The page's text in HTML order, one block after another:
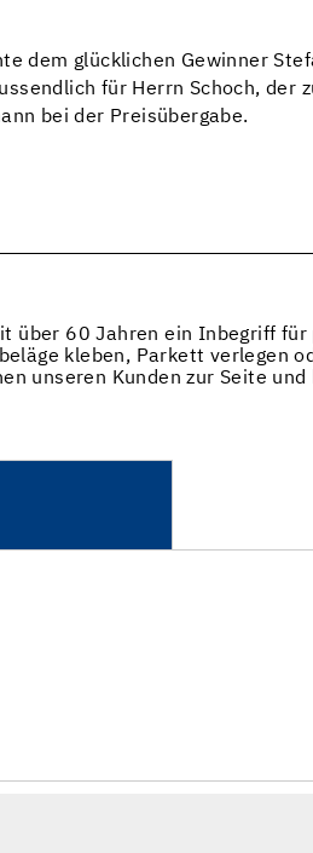
dem glücklichen Gewinner
für Herrn Schoch,
bei der Preisübergabe.
über 60 Jahren ein Inbegriff
kleben, Parkett verlegen
unseren Kunden zur Seite